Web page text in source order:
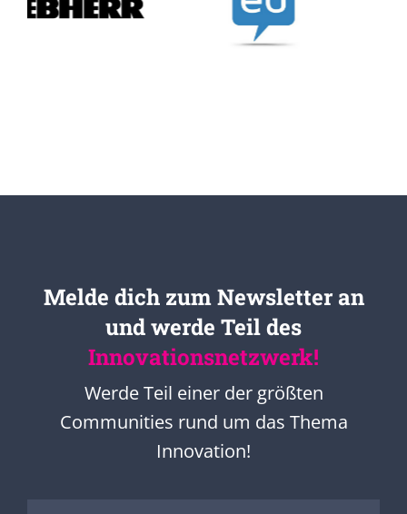
Melde dich zum Newsletter an
und werde Teil des
Innovationsnetzwerk!
Werde Teil einer der größten
Communities rund um das Thema
Innovation!